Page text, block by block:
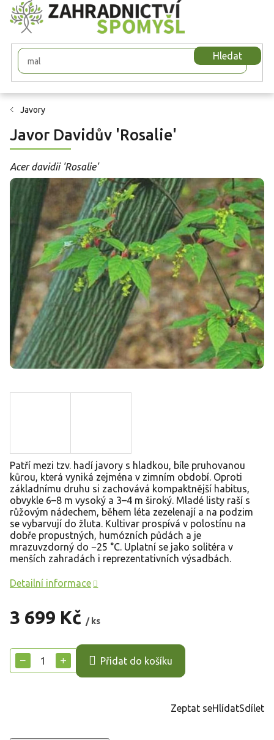
Přejít
na
obsah
Hledat
Javory
Javor Davidův 'Rosalie'
Acer davidii 'Rosalie'
3 699 Kč / ks
cena:
+
− Přidat do košíku
Patří mezi tzv. hadí javory s hladkou, bíle pruhovanou
kůrou, která vyniká zejména v zimním období. Oproti
základnímu druhu si zachovává kompaktnější habitus,
obvykle 6–8 m vysoký a 3–4 m široký. Mladé listy raší s
růžovým nádechem, během léta zezelenají a na podzim
se vybarvují do žluta. Kultivar prospívá v polostínu na
dobře propustných, humózních půdách a je
mrazuvzdorný do −25 °C. Uplatní se jako solitéra v
menších zahradách i reprezentativních výsadbách.
Detailní informace
Zeptat seHlídatSdílet